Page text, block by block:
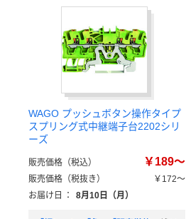
WAGO プッシュボタン操作タイプ
スプリング式中継端子台2202シリ
ーズ
販売価格（税込） ￥189～
販売価格（税抜き）
￥172～
お届け日
： 8月10日（月）